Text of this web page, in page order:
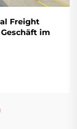
Freight
im